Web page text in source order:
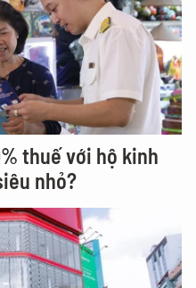
thuế với hộ kinh
nhỏ?